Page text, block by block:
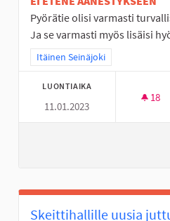
Pyörätie olisi varmasti
Ja se varmasti myös lisäisi
Rajaa tulokset teeman mukaan:
Itäinen Seinäjoki
LUONTIAIKA
11.01.2023
18
Skeittihallille uusia